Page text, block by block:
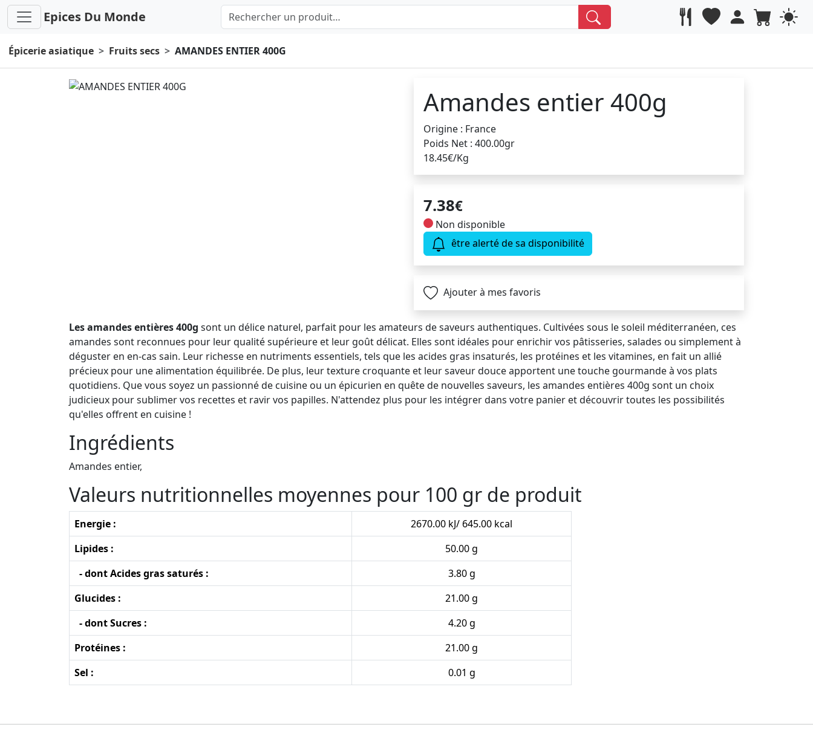
Epices Du Monde
Épicerie asiatique Fruits secs AMANDES ENTIER 400G
Amandes entier 400g
Origine : France
Poids Net : 400.00gr
18.45€/Kg
7.38€
Non disponible
être alerté de sa disponibilité
Ajouter à mes favoris
Les amandes entières 400g sont un délice naturel, parfait pour les amateurs de saveurs authentiques. Cultivées sous le soleil méditerranéen, ces
amandes sont reconnues pour leur qualité supérieure et leur goût délicat. Elles sont idéales pour enrichir vos pâtisseries, salades ou simplement à
déguster en en-cas sain. Leur richesse en nutriments essentiels, tels que les acides gras insaturés, les protéines et les vitamines, en fait un allié
précieux pour une alimentation équilibrée. De plus, leur texture croquante et leur saveur douce apportent une touche gourmande à vos plats
quotidiens. Que vous soyez un passionné de cuisine ou un épicurien en quête de nouvelles saveurs, les amandes entières 400g sont un choix
judicieux pour sublimer vos recettes et ravir vos papilles. N'attendez plus pour les intégrer dans votre panier et découvrir toutes les possibilités
qu'elles offrent en cuisine !
Ingrédients
Amandes entier,
Valeurs nutritionnelles moyennes pour 100 gr de produit
Energie :
2670.00 kJ/ 645.00 kcal
Lipides :
50.00 g
- dont Acides gras saturés :
3.80 g
Glucides :
21.00 g
- dont Sucres :
4.20 g
Protéines :
21.00 g
Sel :
0.01 g